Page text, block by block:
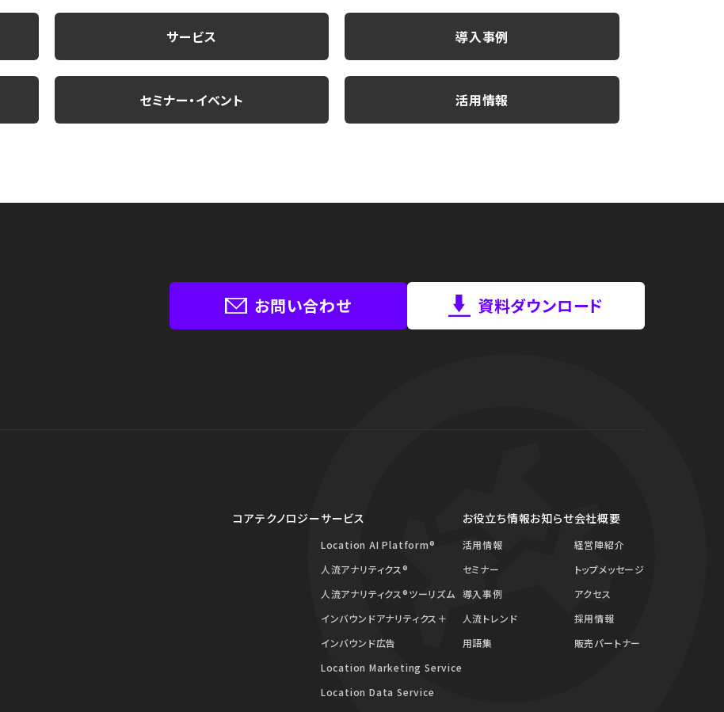
サービス 導入事例
セミナー・イベント 活用情報
お問い合わせ 資料ダウンロード
コアテクノロジーサービス
Location AI Platform®
人流アナリティクス®
人流アナリティクス®ツーリズム
インバウンドアナリティクス＋
インバウンド広告
Location Marketing Service
Location Data Service
お役立ち情報
活用情報
セミナー
導入事例
人流トレンド
用語集
お知らせ会社概要
経営陣紹介
トップメッセージ
アクセス
採用情報
販売パートナー